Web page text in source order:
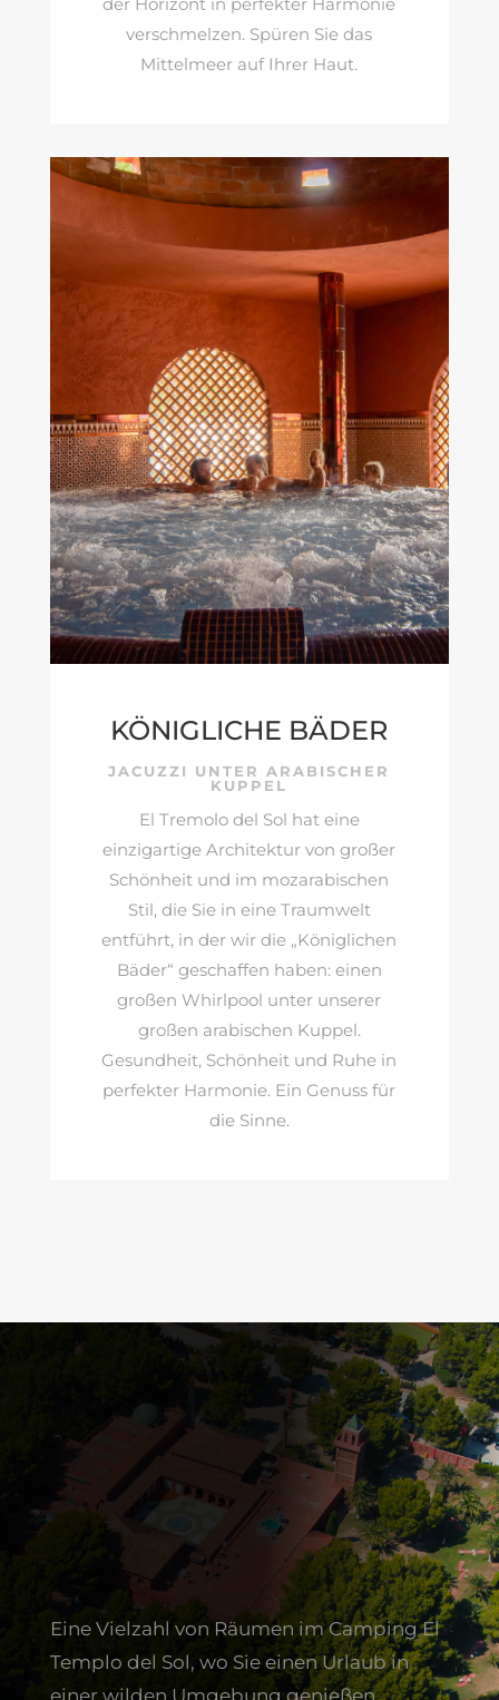
verschmelzen. Spüren Sie das
Mittelmeer auf Ihrer Haut.
KÖNIGLICHE BÄDER
JACUZZI UNTER ARABISCHER
KUPPEL
El Tremolo del Sol hat eine
einzigartige Architektur von großer
Schönheit und im mozarabischen
Stil, die Sie in eine Traumwelt
entführt, in der wir die „Königlichen
Bäder“ geschaffen haben: einen
großen Whirlpool unter unserer
großen arabischen Kuppel.
Gesundheit, Schönheit und Ruhe in
perfekter Harmonie. Ein Genuss für
die Sinne.
Eine Vielzahl von Räumen im Camping El
Templo del Sol, wo Sie einen Urlaub in
einer wilden Umgebung genießen